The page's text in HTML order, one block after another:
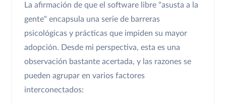
La afirmación de que el software libre "asusta a la
gente" encapsula una serie de barreras
psicológicas y prácticas que impiden su mayor
adopción. Desde mi perspectiva, esta es una
observación bastante acertada, y las razones se
pueden agrupar en varios factores
interconectados: